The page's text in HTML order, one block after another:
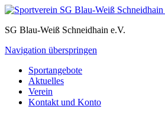
SG Blau-Weiß Schneidhain e.V.
Navigation überspringen
Sportangebote
Aktuelles
Verein
Kontakt und Konto